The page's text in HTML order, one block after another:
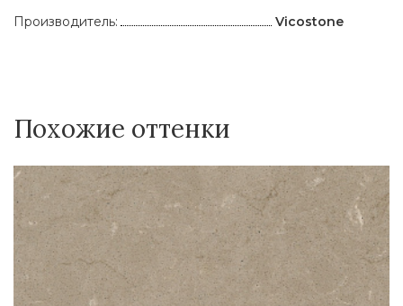
Производитель: Vicostone
Похожие оттенки